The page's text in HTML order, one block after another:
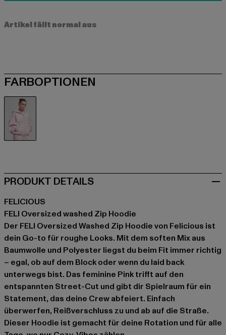
Artikel fällt normal aus
FARBOPTIONEN
PRODUKT DETAILS
FELICIOUS
FELI Oversized washed Zip Hoodie
Der FELI Oversized Washed Zip Hoodie von Felicious ist
dein Go-to für roughe Looks. Mit dem soften Mix aus
Baumwolle und Polyester liegst du beim Fit immer richtig
– egal, ob auf dem Block oder wenn du laid back
unterwegs bist. Das feminine Pink trifft auf den
entspannten Street-Cut und gibt dir Spielraum für ein
Statement, das deine Crew abfeiert. Einfach
überwerfen, Reißverschluss zu und ab auf die Straße.
Dieser Hoodie ist gemacht für deine Rotation und für alle